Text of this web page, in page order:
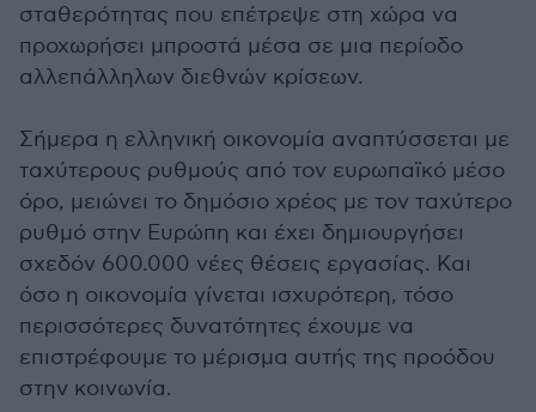
σταθερότητας που επέτρεψε στη χώρα να
προχωρήσει μπροστά μέσα σε μια περίοδο
αλλεπάλληλων διεθνών κρίσεων.
Σήμερα η ελληνική οικονομία αναπτύσσεται με
ταχύτερους ρυθμούς από τον ευρωπαϊκό μέσο
όρο, μειώνει το δημόσιο χρέος με τον ταχύτερο
ρυθμό στην Ευρώπη και έχει δημιουργήσει
σχεδόν 600.000 νέες θέσεις εργασίας. Και
όσο η οικονομία γίνεται ισχυρότερη, τόσο
περισσότερες δυνατότητες έχουμε να
επιστρέφουμε το μέρισμα αυτής της προόδου
στην κοινωνία.